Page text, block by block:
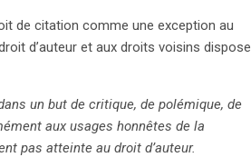
article. Le tribunal a jugé qu’il aurait
son intégralité. Pour approfondir ce
vous pouvez consulter la décision
de citation comme une exception au
d’auteur et aux droits voisins dispose
un but de critique, de polémique, de
aux usages honnêtes de la
pas atteinte au droit d’auteur.